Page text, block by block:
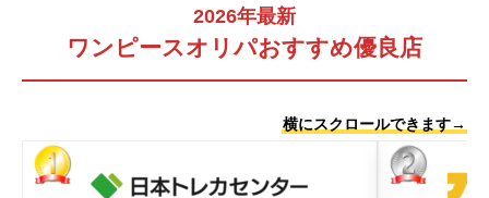
2026年最新
ワンピースオリパおすすめ優良店
横にスクロールできます→